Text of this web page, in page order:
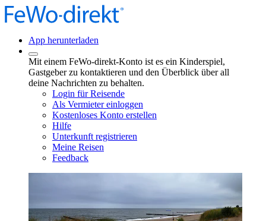
App herunterladen
Mit einem FeWo-direkt-Konto ist es ein Kinderspiel,
Gastgeber zu kontaktieren und den Überblick über all
deine Nachrichten zu behalten.
Login für Reisende
Als Vermieter einloggen
Kostenloses Konto erstellen
Hilfe
Unterkunft registrieren
Meine Reisen
Feedback